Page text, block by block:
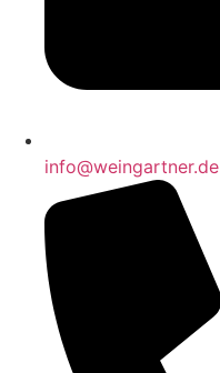
info@weingartner.de